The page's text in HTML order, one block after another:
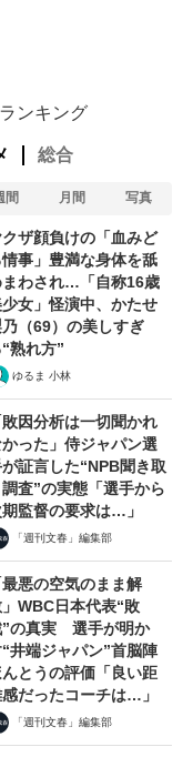
ンキング
総合
間 月間 写真
クザ顔負けの「血みど
情事」豊満な身体を舐
まわされ…「自称16歳
女」怪演中、かたせ
（69）の美しすぎ
熟れ方”
ゆるま 小林
敗因分析は一切聞かれ
った」侍ジャパン選
証言した“NPB聞き取
調査”の実態「選手から
監督の要求は…」
「週刊文春」編集部
最悪の空気のまま解
WBC日本代表“敗
”の真実 選手が明か
井端ジャパン”首脳陣
とうの評価「良い距
だったコーチは…」
「週刊文春」編集部